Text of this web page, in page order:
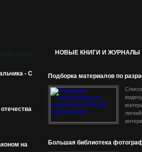
рамки
- С
на
НОВЫЕ КНИГИ И ЖУРНАЛЫ
Подборка материалов по
Большая библиотека